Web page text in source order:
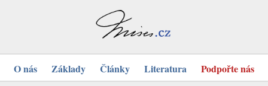
O nás Základy Články Literatura Podpořte nás